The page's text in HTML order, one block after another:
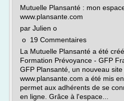
Mutuelle Plansanté : mon
www.plansante.com
par Julien o
o 19 Commentaires
La Mutuelle Plansanté a été
Formation Prévoyance - GFP
GFP Plansanté, un nouveau
www.plansante.com a été mis
permet aux adhérents de se
en ligne. Grâce à l'espace...